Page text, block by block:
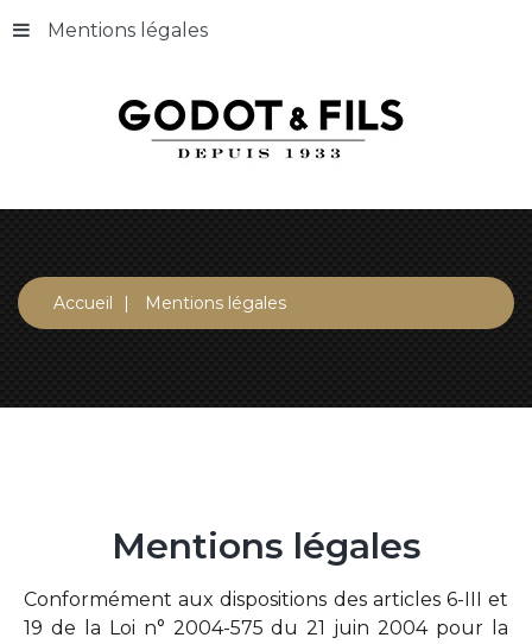
Mentions légales
Accueil Mentions légales
Mentions légales
Conformément aux dispositions des articles 6-III et
19 de la Loi n° 2004-575 du 21 juin 2004 pour la